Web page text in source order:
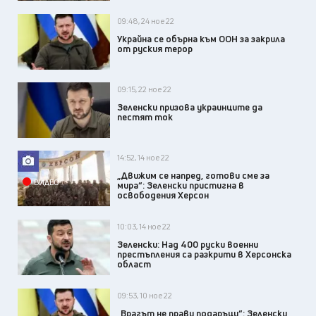
09:48, 24 ное 22
Украйна се обърна към ООН за закрила
от руския терор
09:15, 22 ное 22
Зеленски призова украинците да
пестят ток
ВИДЕО
14:52, 14 ное 22
„Движим се напред, готови сме за
мира“: Зеленски пристигна в
освободения Херсон
10:03, 14 ное 22
Зеленски: Над 400 руски военни
престъпления са разкрити в Херсонска
област
09:53, 10 ное 22
„Врагът не прави подаръци“: Зеленски